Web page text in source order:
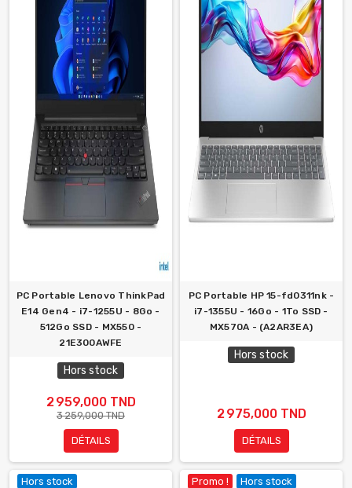
PC Portable Lenovo ThinkPad
E14 Gen4 - i7-1255U - 8Go -
512Go SSD - MX550 -
21E300AWFE
Hors stock
2 959,000 TND
3 259,000 TND
DÉTAILS
PC Portable HP 15-fd0311nk -
i7-1355U - 16Go - 1To SSD -
MX570A - (A2AR3EA)
Hors stock
2 975,000 TND
DÉTAILS
Hors stock Promo ! Hors stock